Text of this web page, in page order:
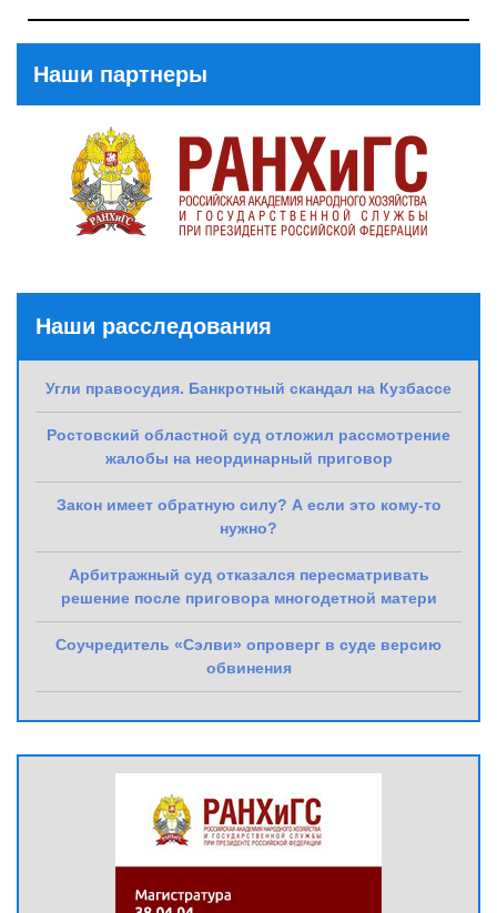
Наши партнеры
Наши расследования
Угли правосудия. Банкротный скандал на Кузбассе
Ростовский областной суд отложил рассмотрение
жалобы на неординарный приговор
Закон имеет обратную силу? А если это кому-то
нужно?
Арбитражный суд отказался пересматривать
решение после приговора многодетной матери
Соучредитель «Сэлви» опроверг в суде версию
обвинения